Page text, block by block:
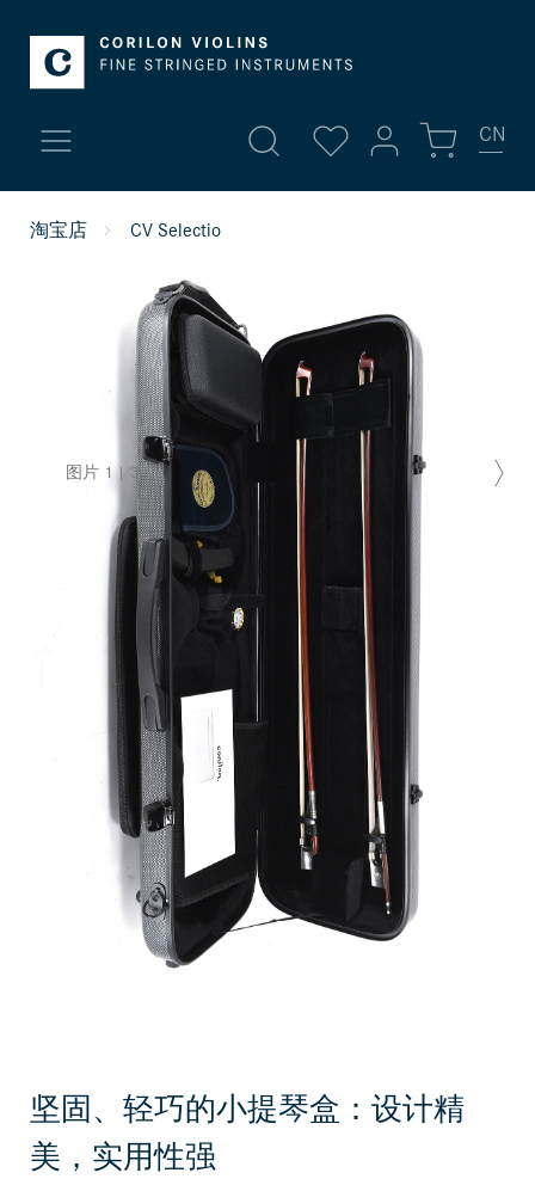
CN
注册
账号总览
个人信息
您的地址
付款方式
您的订购
您标记的乐器
高档小提琴
小提琴
中提琴 | 琴弓
大提琴
儿童小提琴
小提琴弓
大提琴弓
CV Selectio
淘宝店 CV Selectio
坚固、轻巧的小提琴盒：设计精
美，实用性强
图片 1 | 3